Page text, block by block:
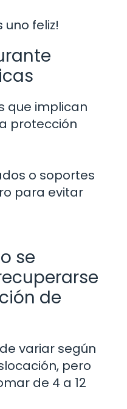
uno feliz!
que implican
protección
o soportes
para evitar
se
de
variar según
pero
de 4 a 12